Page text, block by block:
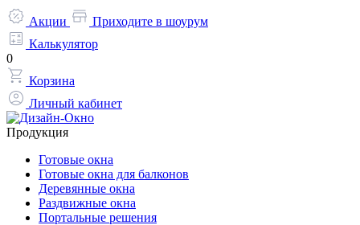
Акции
Приходите в шоурум
Калькулятор
0
Корзина
Личный кабинет
Продукция
Готовые окна
Готовые окна для балконов
Деревянные окна
Раздвижные окна
Портальные решения